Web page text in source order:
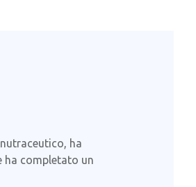
ha
ha completato un